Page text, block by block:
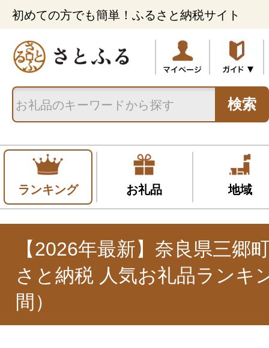
初めての方でも簡単！ふるさと納税サイト
検索
ランキング お礼品 地域
【2026年最新】奈良県三郷
さと納税 人気お礼品ランキ
間）